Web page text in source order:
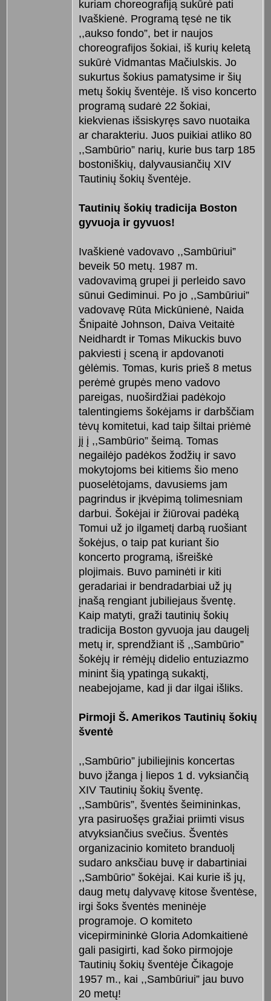
kuriam choreografiją sukūrė pati
Ivaškienė. Programą tęsė ne tik
,,aukso fondo”, bet ir naujos
choreografijos šokiai, iš kurių keletą
sukūrė Vidmantas Mačiulskis. Jo
sukurtus šokius pamatysime ir šių
metų šokių šventėje. Iš viso koncerto
programą sudarė 22 šokiai,
kiekvienas išsiskyręs savo nuotaika
ar charakteriu. Juos puikiai atliko 80
,,Sambūrio” narių, kurie bus tarp 185
bostoniškių, dalyvausiančių XIV
Tautinių šokių šventėje.
Tautinių šokių tradicija Boston
gyvuoja ir gyvuos!
Ivaškienė vadovavo ,,Sambūriui”
beveik 50 metų. 1987 m.
vadovavimą grupei ji perleido savo
sūnui Gediminui. Po jo ,,Sambūriui”
vadovavę Rūta Mickūnienė, Naida
Šnipaitė Johnson, Daiva Veitaitė
Neidhardt ir Tomas Mikuckis buvo
pakviesti į sceną ir apdovanoti
gėlėmis. Tomas, kuris prieš 8 metus
perėmė grupės meno vadovo
pareigas, nuoširdžiai padėkojo
talentingiems šokėjams ir darbščiam
tėvų komitetui, kad taip šiltai priėmė
jį į ,,Sambūrio” šeimą. Tomas
negailėjo padėkos žodžių ir savo
mokytojoms bei kitiems šio meno
puoselėtojams, davusiems jam
pagrindus ir įkvėpimą tolimesniam
darbui. Šokėjai ir žiūrovai padėką
Tomui už jo ilgametį darbą ruošiant
šokėjus, o taip pat kuriant šio
koncerto programą, išreiškė
plojimais. Buvo paminėti ir kiti
geradariai ir bendradarbiai už jų
įnašą rengiant jubiliejaus šventę.
Kaip matyti, graži tautinių šokių
tradicija Boston gyvuoja jau daugelį
metų ir, sprendžiant iš ,,Sambūrio”
šokėjų ir rėmėjų didelio entuziazmo
minint šią ypatingą sukaktį,
neabejojame, kad ji dar ilgai išliks.
Pirmoji Š. Amerikos Tautinių šokių
šventė
,,Sambūrio” jubiliejinis koncertas
buvo įžanga į liepos 1 d. vyksiančią
XIV Tautinių šokių šventę.
,,Sambūris”, šventės šeimininkas,
yra pasiruošęs gražiai priimti visus
atvyksiančius svečius. Šventės
organizacinio komiteto branduolį
sudaro anksčiau buvę ir dabartiniai
,,Sambūrio” šokėjai. Kai kurie iš jų,
daug metų dalyvavę kitose šventėse,
irgi šoks šventės meninėje
programoje. O komiteto
vicepirmininkė Gloria Adomkaitienė
gali pasigirti, kad šoko pirmojoje
Tautinių šokių šventėje Čikagoje
1957 m., kai ,,Sambūriui” jau buvo
20 metų!